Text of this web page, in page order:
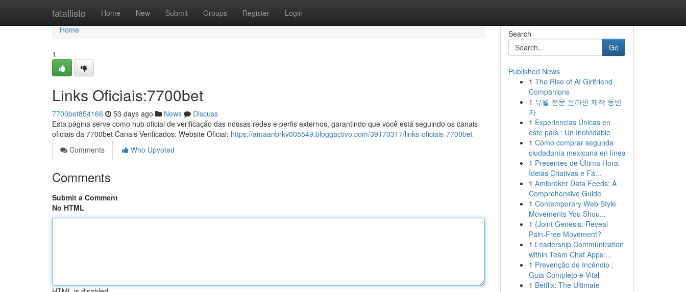
fatallisto Home New Submit Groups Register Login
Home
Home
1
Links Oficiais:7700bet
7700bet854166 53 days ago News
Discuss
Esta página serve como hub oficial de verificação das nossas redes e perfis externos, garantindo que você está seguindo os canais
oficiais da 7700bet Canais Verificados: Website Oficial: https://amaanbrkv005549.bloggactivo.com/39170317/links-oficiais-7700bet
Comments
Who Upvoted
Comments
Submit a Comment
No HTML
Search
Go
Published News
1 The Rise of AI Girlfriend
Companions
1 유월 전문 온라인 제작 동반
자
1 Experiencias Únicas en
este país : Un Inolvidable
1 Cómo comprar segunda
ciudadanía mexicana en línea
1 Presentes de Última Hora:
Ideias Criativas e Fá...
1 Amibroker Data Feeds: A
Comprehensive Guide
1 Contemporary Web Style
Movements You Shou...
1 {Joint Genesis: Reveal
Pain-Free Movement?
1 Leadership Communication
within Team Chat Apps:...
1 Prevenção de Incêndio :
Guia Completo e Vital
1 Betflix: The Ultimate